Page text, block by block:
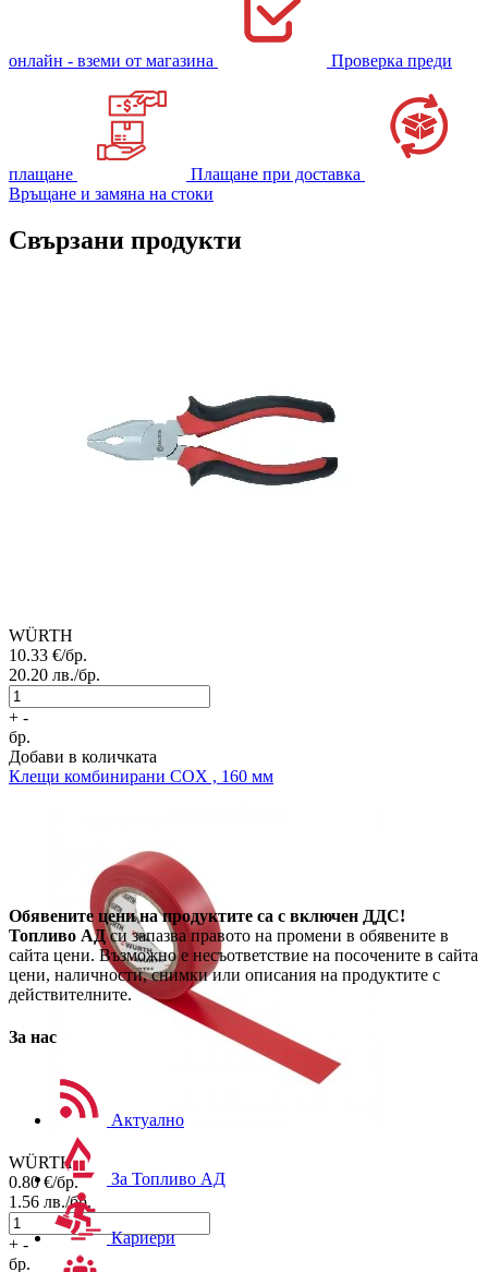
онлайн - вземи от магазина Проверка преди
плащане
Плащане при доставка
Връщане и замяна на стоки
Свързани продукти
WÜRTH
10.33 €/бр.
20.20 лв./бр.
+ -
бр.
Добави в количката
Клещи комбинирани COX , 160 мм
WÜRTH
0.80 €/бр.
1.56 лв./бр.
+ -
бр.
Обявените цени на продуктите са с включен ДДС!
Топливо АДси запазва правото на промени в обявените в
сайта цени. Възможно е несъответствие на посочените в сайта
цени, наличности, снимки или описания на продуктите с
действителните.
За нас
Актуално
За Топливо АД
Кариери